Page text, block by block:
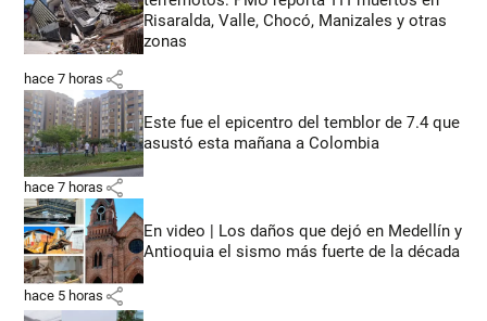
Risaralda, Valle, Chocó, Manizales y otras
zonas
hace 7 horas share
Este fue el epicentro del temblor de 7.4 que
asustó esta mañana a Colombia
hace 7 horas share
En video | Los daños que dejó en Medellín y
Antioquia el sismo más fuerte de la década
hace 5 horas share